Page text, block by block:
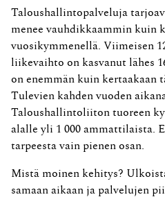
Taloushallintopalveluja
menee vauhdikkaammin kuin
vuosikymmenellä. Viimeisen
liikevaihto on kasvanut lähes
on enemmän kuin kertaakaan
Tulevien kahden vuoden
Taloushallintoliiton tuoreen
alalle yli 1 000 ammattilaista.
tarpeesta vain pienen osan.
Mistä moinen kehitys?
samaan aikaan ja palvelujen